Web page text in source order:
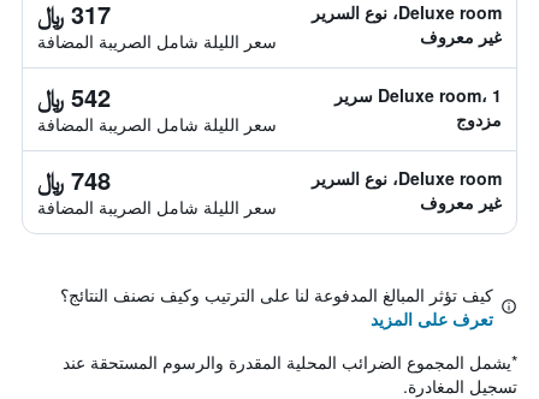
Deluxe room، نوع السرير
غير معروف
317 ﷼
سعر الليلة شامل الصريبة المضافة
Deluxe room، 1 سرير
مزدوج
542 ﷼
سعر الليلة شامل الصريبة المضافة
Deluxe room، نوع السرير
غير معروف
748 ﷼
سعر الليلة شامل الصريبة المضافة
كيف تؤثر المبالغ المدفوعة لنا على الترتيب وكيف نصنف النتائج؟
تعرف على المزيد
*يشمل المجموع الضرائب المحلية المقدرة والرسوم المستحقة عند
تسجيل المغادرة.